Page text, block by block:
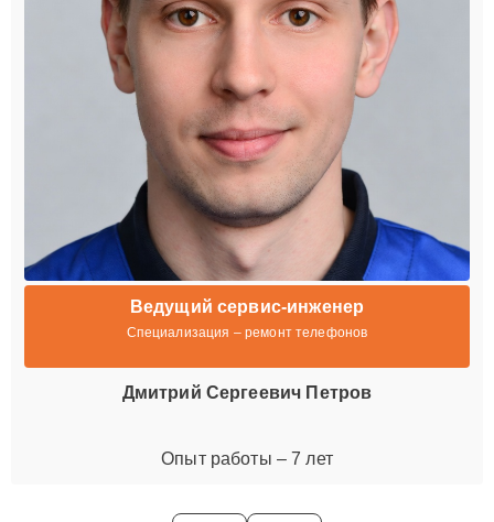
Ведущий сервис-инженер
Специализация – ремонт телефонов
Дмитрий Сергеевич Петров
Опыт работы – 7 лет